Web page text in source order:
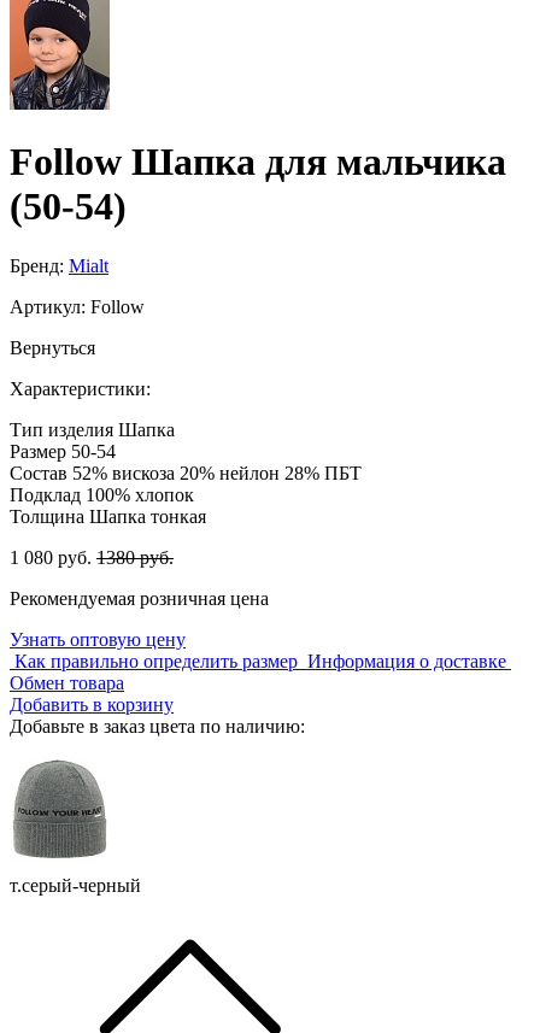
Follow Шапка для мальчика
(50-54)
Бренд: Mialt
Артикул: Follow
Вернуться
Характеристики:
Тип изделия Шапка
Размер 50-54
Состав 52% вискоза 20% нейлон 28% ПБТ
Подклад 100% хлопок
Толщина Шапка тонкая
1 080 руб. 1380 руб.
Рекомендуемая розничная цена
Узнать оптовую цену
Как правильно определить размер Информация о доставке
Обмен товара
Добавить в корзину
Добавьте в заказ цвета по наличию:
т.серый-черный